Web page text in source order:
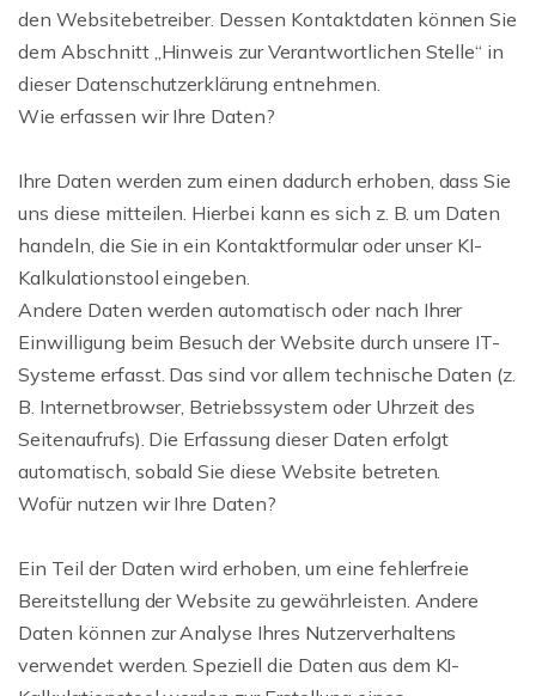
den Websitebetreiber. Dessen Kontaktdaten können Sie
dem Abschnitt „Hinweis zur Verantwortlichen Stelle“ in
dieser Datenschutzerklärung entnehmen.
Wie erfassen wir Ihre Daten?
Ihre Daten werden zum einen dadurch erhoben, dass Sie
uns diese mitteilen. Hierbei kann es sich z. B. um Daten
handeln, die Sie in ein Kontaktformular oder unser KI-
Kalkulationstool eingeben.
Andere Daten werden automatisch oder nach Ihrer
Einwilligung beim Besuch der Website durch unsere IT-
Systeme erfasst. Das sind vor allem technische Daten (z.
B. Internetbrowser, Betriebssystem oder Uhrzeit des
Seitenaufrufs). Die Erfassung dieser Daten erfolgt
automatisch, sobald Sie diese Website betreten.
Wofür nutzen wir Ihre Daten?
Ein Teil der Daten wird erhoben, um eine fehlerfreie
Bereitstellung der Website zu gewährleisten. Andere
Daten können zur Analyse Ihres Nutzerverhaltens
verwendet werden. Speziell die Daten aus dem KI-